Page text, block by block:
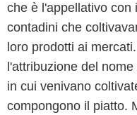
che è l'appellativo con
contadini che
loro prodotti ai
l'attribuzione del
in cui venivano
compongono il piatto.